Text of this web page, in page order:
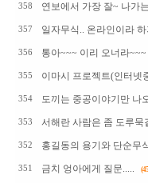
358 연보에서 가장 잘~ 나가
357 일자무식.. 온라인이라
356 통아~~~ 이리 오너라~~~
355 이마시 프로젝트(인터넷
354 도끼는 중공이야기만 나
353 서해란 사람은 좀 도루묵
352 홍길동의 용기와 단순무
351 금치 엉아에게 질문.....